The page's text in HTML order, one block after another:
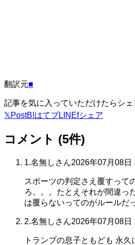
翻訳元■
記事を気に入っていただけたらシ
𝕏PostB!はてブLINEfシェア
コメント (5件)
1.名無しさん2026年07月08日
スポーツの判定さえ覆すって
ろ。。。たとえそれが間違っ
は覆らないってのがルールだ
2.名無しさん2026年07月08日
トランプの息子ともども 永